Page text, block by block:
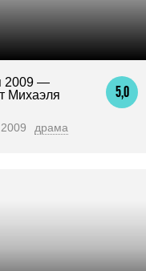
5,0
2009 —
Михаэля
драма